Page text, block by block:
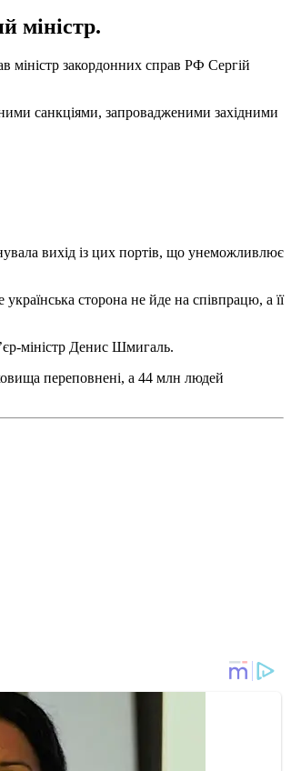
міністр.
міністр закордонних справ РФ Сергій
санкціями, запровадженими західними
вихід із цих портів, що унеможливлює
сторона не йде на співпрацю, а її
міністр Денис Шмигаль.
переповнені, а 44 млн людей